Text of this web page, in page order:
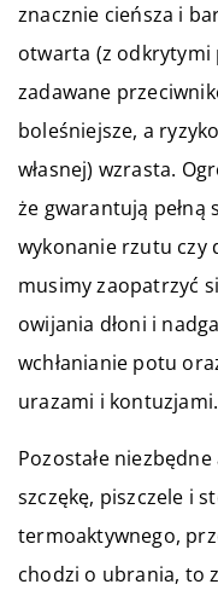
znacznie cieńsza i
otwarta (z odkrytymi
zadawane
boleśniejsze, a
własnej) wzrasta.
że gwarantują pełną
wykonanie rzutu czy
musimy zaopatrzyć
owijania dłoni i
wchłanianie potu
urazami i kontuzjami.
Pozostałe
szczękę, piszczele i
termoaktywnego,
chodzi o ubrania, to